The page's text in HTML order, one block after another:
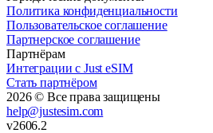
Политика конфиденциальности
Пользовательское соглашение
Партнерское соглашение
Партнёрам
Интеграции с Just eSIM
Стать партнёром
2026 © Все права защищены
help@justesim.com
v2606.2